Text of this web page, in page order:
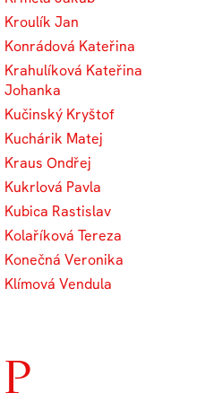
Kroulík Jan
Konrádová Kateřina
Krahulíková Kateřina
Johanka
Kučinský Kryštof
Kuchárik Matej
Kraus Ondřej
Kukrlová Pavla
Kubica Rastislav
Kolaříková Tereza
Konečná Veronika
Klímová Vendula
P